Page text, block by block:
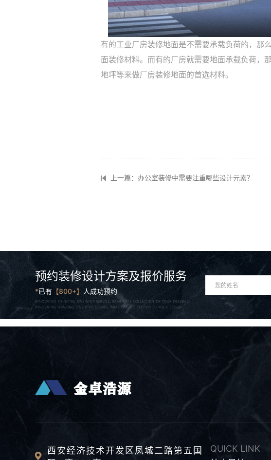
有的工业厂房装修地面是不需要承载负荷的，那
面装修材料。而有的厂房就需要地面承载负荷，
地坪等来做厂房装修地面的首选材料。
上一篇：办公室装修中需要注重哪些设计元素？
预约装修设计方案及报价服务
*已有 【800+】 人成功预约
西安经济技术开发区凤城二路第五国
QUICK LINK